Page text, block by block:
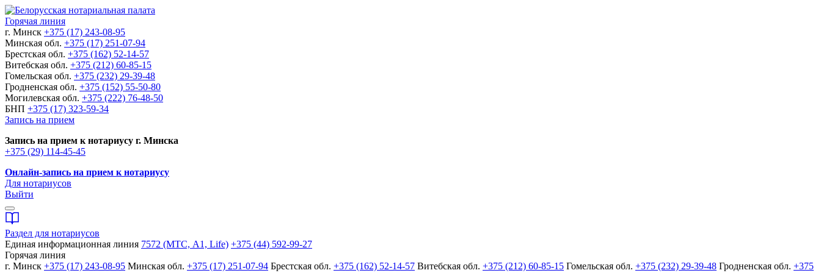
Горячая линия
г. Минск +375 (17) 243-08-95
Минская обл. +375 (17) 251-07-94
Брестская обл. +375 (162) 52-14-57
Витебская обл. +375 (212) 60-85-15
Гомельская обл. +375 (232) 29-39-48
Гродненская обл. +375 (152) 55-50-80
Могилевская обл. +375 (222) 76-48-50
БНП +375 (17) 323-59-34
Запись на прием
Запись на прием к нотариусу г. Минска
+375 (29) 114-45-45
Онлайн-запись на прием к нотариусу
Для нотариусов
Выйти
Раздел для нотариусов
Единая информационная линия 7572 (МТС, A1, Life) +375 (44) 592-99-27
Горячая линия
г. Минск +375 (17) 243-08-95 Минская обл. +375 (17) 251-07-94 Брестская обл. +375 (162) 52-14-57 Витебская обл. +375 (212) 60-85-15 Гомельская обл. +375 (232) 29-39-48 Гродненская обл. +375